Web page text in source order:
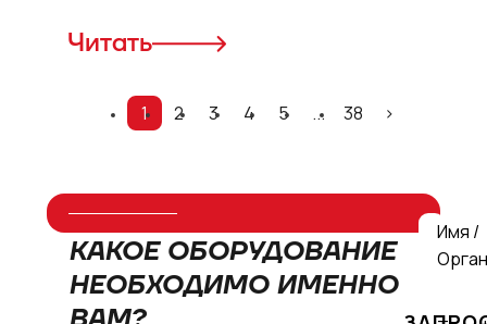
Читать
1 2 3 4 5 ... 38 >
КАКОЕ ОБОРУДОВАНИЕ
НЕОБХОДИМО ИМЕННО
Имя /